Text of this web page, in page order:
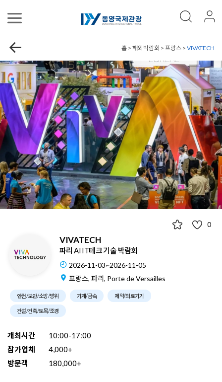
홈 > 해외박람회 > 프랑스 > VIVATECH
0
VIVATECH
파리 AI IT테크 기술 박람회
2026-11-03~2026-11-05
프랑스, 파리, Porte de Versailles
안전/보안/소방/방위 기계/금속 제약/의료기기
건설/건축/토목/조경
개최시간
10:00-17:00
참가업체
4,000+
방문객
180,000+